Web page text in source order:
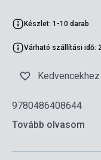
Készlet: 1-10 darab
Várható szállítási idő:
9780486408644
Tovább olvasom